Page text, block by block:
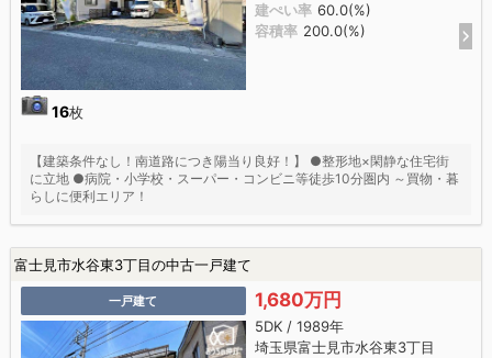
16枚
建ぺい率 60.0(%)
容積率 200.0(%)
【建築条件なし！南道路につき陽当り良好！】 ●整形地×閑静な住宅街
に立地 ●病院・小学校・スーパー・コンビニ等徒歩10分圏内 ～買物・暮
らしに便利エリア！
富士見市水谷東3丁目の中古一戸建て
一戸建て 1,680万円
5DK / 1989年
埼玉県富士見市水谷東3丁目